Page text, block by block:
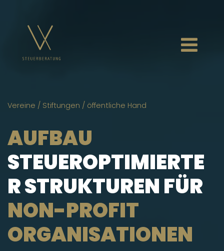
BERATUNGSFELDER
KOMPETENZEN
NEWS
KONTAKT
Vereine / Stiftungen / öffentliche Hand
AUFBAU
STEUEROPTIMIERTE
R STRUKTUREN FÜR
NON-PROFIT
ORGANISATIONEN